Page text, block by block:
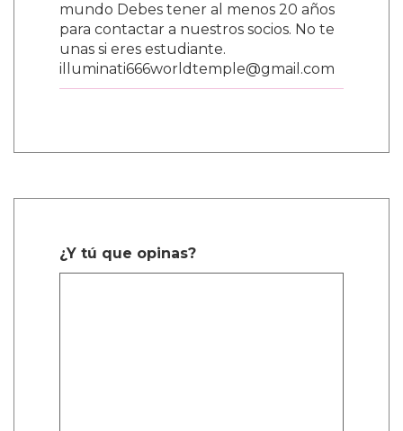
mundo Debes tener al menos 20 años
para contactar a nuestros socios. No te
unas si eres estudiante.
illuminati666worldtemple@gmail.com
¿Y tú que opinas?